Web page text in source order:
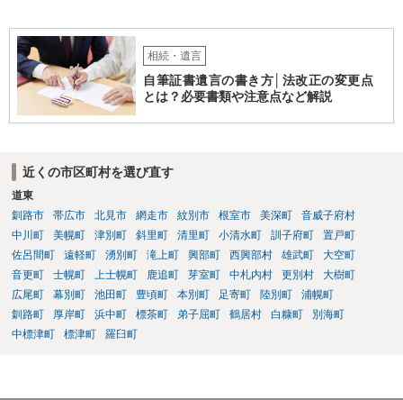
相続・遺言
自筆証書遺言の書き方│法改正の変更点
とは？必要書類や注意点など解説
近くの市区町村を選び直す
道東
釧路市
帯広市 北見市 網走市 紋別市 根室市 美深町
音威子府村
中川町
美幌町 津別町 斜里町 清里町 小清水町 訓子府町
置戸町
佐呂間町
遠軽町 湧別町 滝上町 興部町 西興部村 雄武町
大空町
音更町
士幌町 上士幌町 鹿追町 芽室町 中札内村 更別村
大樹町
広尾町
幕別町 池田町 豊頃町 本別町 足寄町 陸別町
浦幌町
釧路町
厚岸町 浜中町 標茶町 弟子屈町 鶴居村 白糠町
別海町
中標津町
標津町 羅臼町